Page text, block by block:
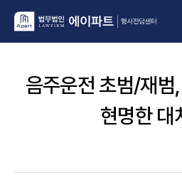
음주운전 초범/재범
현명한 대